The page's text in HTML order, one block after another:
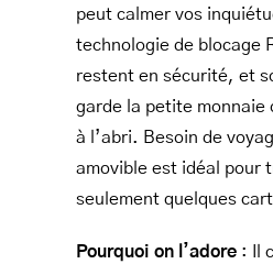
peut calmer vos
technologie de blocage
restent en sécurité, et
garde la petite monnaie
à l’abri. Besoin de
amovible est idéal pour
seulement quelques
Pourquoi on l’adore : Il